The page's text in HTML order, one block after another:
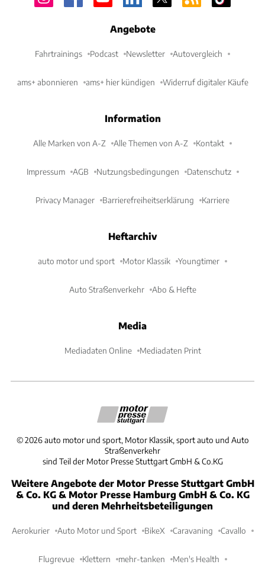
Angebote
Fahrtrainings Podcast Newsletter Autovergleich
ams+ abonnieren ams+ hier kündigen Widerruf digitaler Käufe
Information
Alle Marken von A-Z Alle Themen von A-Z Kontakt
Impressum AGB Nutzungsbedingungen Datenschutz
Privacy Manager Barrierefreiheitserklärung Karriere
Heftarchiv
auto motor und sport Motor Klassik Youngtimer
Auto Straßenverkehr Abo & Hefte
Media
Mediadaten Online Mediadaten Print
©2026 auto motor und sport, Motor Klassik, sport auto und Auto
Straßenverkehr
sind Teil der Motor Presse Stuttgart GmbH & Co.KG
Weitere Angebote der Motor Presse Stuttgart GmbH
& Co. KG & Motor Presse Hamburg GmbH & Co. KG
und deren Mehrheitsbeteiligungen
Aerokurier Auto Motor und Sport BikeX Caravaning Cavallo
Flugrevue Klettern mehr-tanken Men's Health